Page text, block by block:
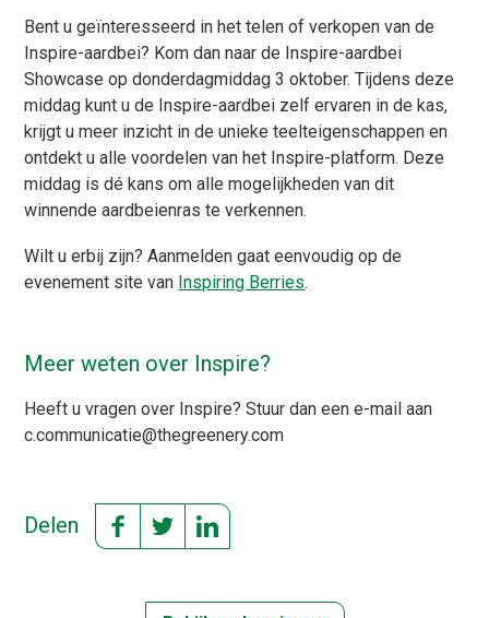
Bent u geïnteresseerd in het telen of verkopen van de
Inspire-aardbei? Kom dan naar de Inspire-aardbei
Showcase op donderdagmiddag 3 oktober. Tijdens deze
middag kunt u de Inspire-aardbei zelf ervaren in de kas,
krijgt u meer inzicht in de unieke teelteigenschappen en
ontdekt u alle voordelen van het Inspire-platform. Deze
middag is dé kans om alle mogelijkheden van dit
winnende aardbeienras te verkennen.
Wilt u erbij zijn? Aanmelden gaat eenvoudig op de
evenement site van Inspiring Berries.
Meer weten over Inspire?
Heeft u vragen over Inspire? Stuur dan een e-mail aan
c.communicatie@thegreenery.com
Delen